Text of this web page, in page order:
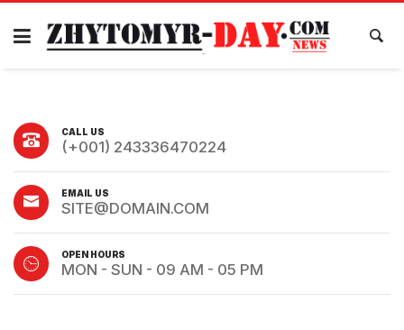
CALL US
(+001) 243336470224
EMAIL US
SITE@DOMAIN.COM
OPEN HOURS
MON - SUN - 09 AM - 05 PM